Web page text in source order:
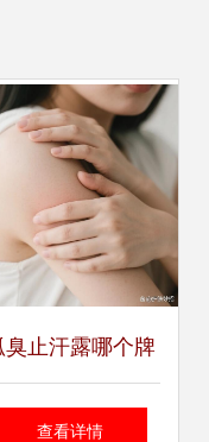
臭止汗露哪个牌
效果好?谁知道:
查看详情